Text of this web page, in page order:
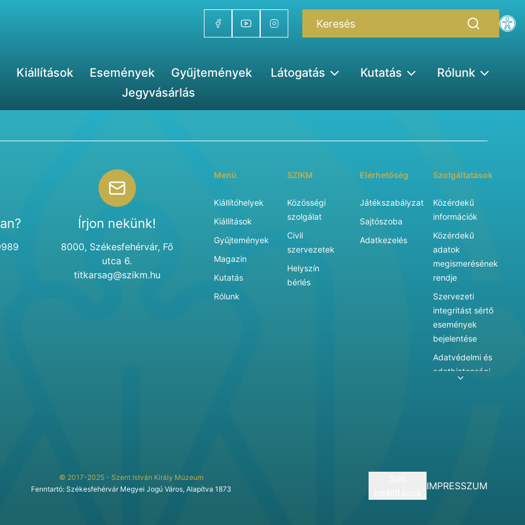
Kiállítások Események Gyűjtemények Látogatás Kutatás
Rólunk
Jegyvásárlás
Írjon nekünk!
8000, Székesfehérvár, Fő
utca 6.
titkarsag@szikm.hu
Menü
Kiállítóhelyek
Kiállítások
Gyűjtemények
Magazin
Kutatás
Rólunk
SZIKM
Közösségi
szolgálat
Civil
szervezetek
Helyszín
bérlés
Elérhetőség
Játékszabályzat
Sajtószoba
Adatkezelés
Szolgáltatások
Közérdekű
információk
Közérdekű
adatok
megismerésének
rendje
Szervezeti
integritást sértő
események
bejelentése
Adatvédelmi és
adatbiztonsági
szolgáltatásai
© 2017-2025 - Szent István Király Múzeum
Fenntartó: Székesfehérvár Megyei Jogú Város, Alapítva 1873
IMPRESSZUM